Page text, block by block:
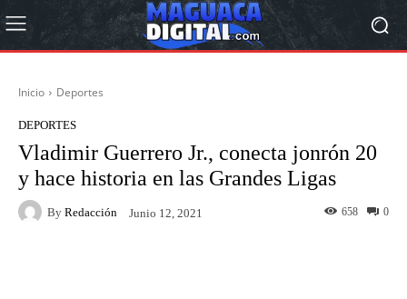
Inicio Deportes
DEPORTES
Vladimir Guerrero Jr., conecta jonrón 20
y hace historia en las Grandes Ligas
By Redacción Junio 12, 2021 0
658